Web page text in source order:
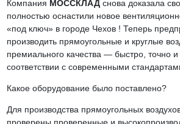
Компания МОССКЛАДснова доказала
полностью оснастили новое
«под ключ» в городе Чехов ! Теперь
производить прямоугольные и круглые
премиального качества — быстро, точно
соответствии с современными
Какое оборудование было поставлено?
Для производства прямоугольных